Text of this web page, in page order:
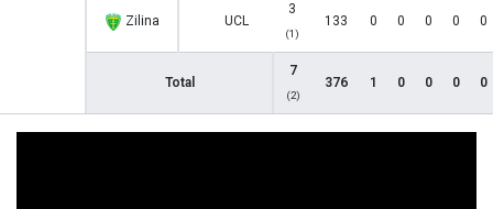
Zilina UCL
3
(1)
133 0 0 0 0 0
Total
7
(2)
376 1 0 0 0 0